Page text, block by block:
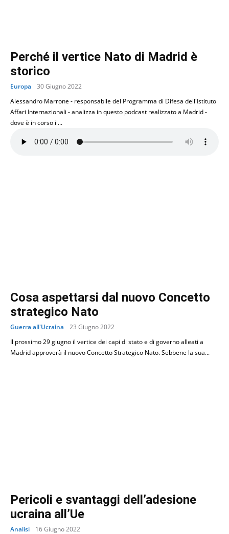
Perché il vertice Nato di Madrid è
storico
Europa
30 Giugno 2022
Alessandro Marrone - responsabile del Programma di Difesa dell'Istituto
Affari Internazionali - analizza in questo podcast realizzato a Madrid -
dove è in corso il...
Cosa aspettarsi dal nuovo Concetto
strategico Nato
Guerra all'Ucraina
23 Giugno 2022
Il prossimo 29 giugno il vertice dei capi di stato e di governo alleati a
Madrid approverà il nuovo Concetto Strategico Nato. Sebbene la sua...
Pericoli e svantaggi dell’adesione
ucraina all’Ue
Analisi
16 Giugno 2022